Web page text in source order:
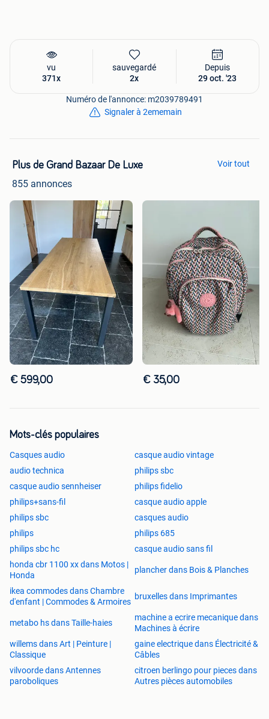
vu
371x
sauvegardé
2x
Depuis
29 oct. '23
Numéro de l'annonce: m2039789491
Signaler à 2ememain
Plus de Grand Bazaar De Luxe
855 annonces
Voir tout
€ 599,00 € 35,00
Mots-clés populaires
Casques audio
casque audio vintage
audio technica
philips sbc
casque audio sennheiser
philips fidelio
philips+sans-fil
casque audio apple
philips sbc
casques audio
philips
philips 685
philips sbc hc
casque audio sans fil
honda cbr 1100 xx dans Motos |
Honda
plancher dans Bois & Planches
ikea commodes dans Chambre
d'enfant | Commodes & Armoires
bruxelles dans Imprimantes
metabo hs dans Taille-haies
machine a ecrire mecanique dans
Machines à écrire
willems dans Art | Peinture |
Classique
gaine electrique dans Électricité &
Câbles
vilvoorde dans Antennes
paroboliques
citroen berlingo pour pieces dans
Autres pièces automobiles